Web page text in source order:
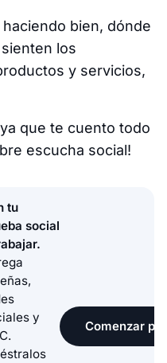
bien, dónde
los
y servicios,
que te cuento todo
escucha social!
tu
social
y
Comenzar